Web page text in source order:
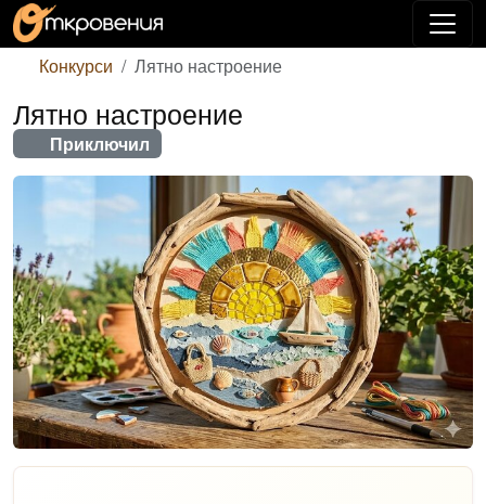
Конкурси Лятно настроение
Лятно настроение
Приключил